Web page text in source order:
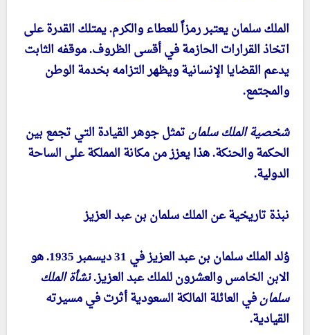
الملك سلمان يعتبر رمزاً للعطاء والكرم. يمتلك القدرة على
اتخاذ القرارات الحازمة في أقسى الظروف. موقفه الثابت
يدعم القضايا الإنسانية ويظهر التزامه بخدمة الوطن
والمجتمع.
شخصية الملك سلمانتمثل جوهر القيادة التي تجمع بين
الحكمة والحنكة. هذا يعزز من مكانة المملكة على الساحة
الدولية.
نبذة تاريخية عن الملك سلمان بن عبد العزيز
وُلد الملك سلمان بن عبد العزيز في 31 ديسمبر 1935. هو
الابن الخامس والعشرون للملك عبد العزيز.نشأة الملك
سلمانفي العائلة المالكة السعودية أثرت في مسيرته
القيادية.